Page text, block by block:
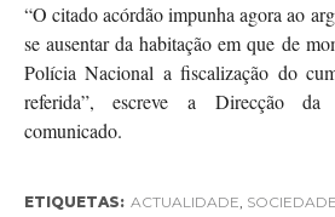
“O citado acórdão impunha agora ao
se ausentar da habitação em que de
Polícia Nacional a fiscalização do
referida”, escreve a Direcção
comunicado.
ETIQUETAS: ACTUALIDADE, SOCIEDADE